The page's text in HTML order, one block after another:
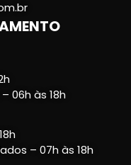
06h às 18h
– 07h às 18h